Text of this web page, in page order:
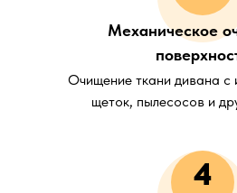
Механическое
Очищение ткани дивана с
щеток, пылесосов и
4